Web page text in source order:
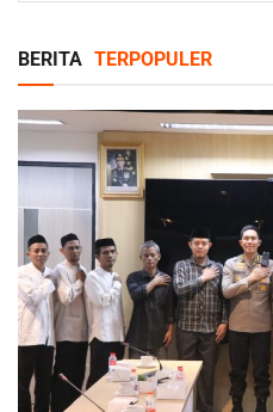
BERITA TERPOPULER